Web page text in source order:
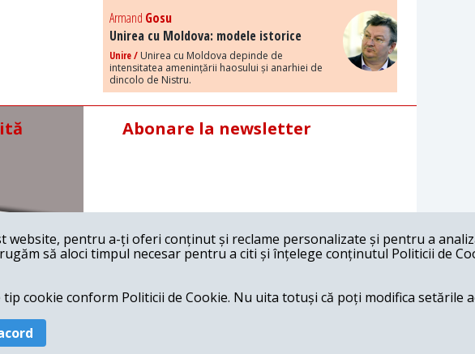
Armand Gosu
Unirea cu Moldova: modele istorice
Unire / Unirea cu Moldova depinde de
intensitatea amenințării haosului și anarhiei de
dincolo de Nistru.
Abonare la newsletter
pentru a-ți oferi conținut și reclame personalizate și pentru a
să aloci timpul necesar pentru a citi și înțelege conținutul Politicii de
cookie conform Politicii de Cookie. Nu uita totuși că poți modifica setările